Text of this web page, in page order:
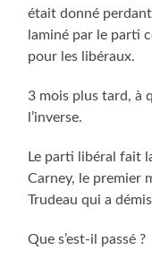
était donné perdant
laminé par le parti
pour les libéraux.
3 mois plus tard, à
l’inverse.
Le parti libéral fait
Carney, le premier
Trudeau qui a
Que s’est-il passé ?